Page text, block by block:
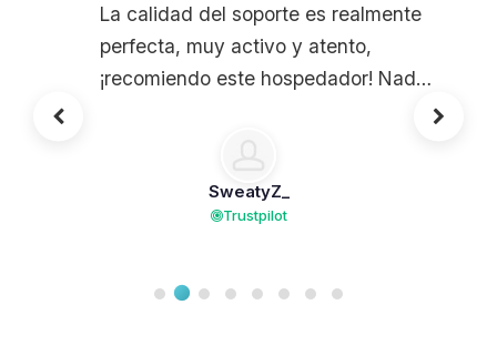
La calidad del soporte es realmente
perfecta, muy activo y atento,
¡recomiendo este hospedador! Nada
SweatyZ_
Trustpilot